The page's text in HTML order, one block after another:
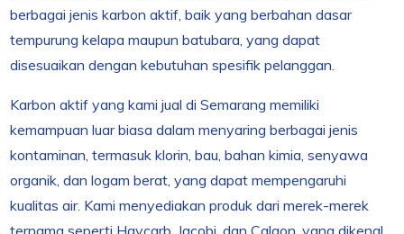
berbagai jenis karbon aktif, baik yang berbahan dasar
tempurung kelapa maupun batubara, yang dapat
disesuaikan dengan kebutuhan spesifik pelanggan.
Karbon aktif yang kami jual di Semarang memiliki
kemampuan luar biasa dalam menyaring berbagai jenis
kontaminan, termasuk klorin, bau, bahan kimia, senyawa
organik, dan logam berat, yang dapat mempengaruhi
kualitas air. Kami menyediakan produk dari merek-merek